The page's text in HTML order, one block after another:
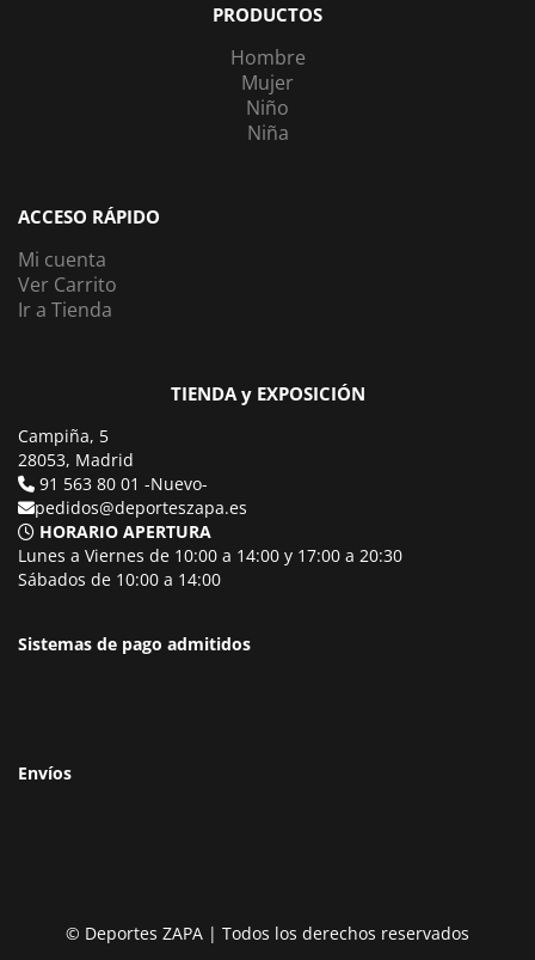
PRODUCTOS
Hombre
Mujer
Niño
Niña
ACCESO RÁPIDO
Mi cuenta
Ver Carrito
Ir a Tienda
TIENDA y EXPOSICIÓN
Campiña, 5
28053, Madrid
91 563 80 01 -Nuevo-
pedidos@deporteszapa.es
HORARIO APERTURA
Lunes a Viernes de 10:00 a 14:00 y 17:00 a 20:30
Sábados de 10:00 a 14:00
Sistemas de pago admitidos
Envíos
© Deportes ZAPA | Todos los derechos reservados